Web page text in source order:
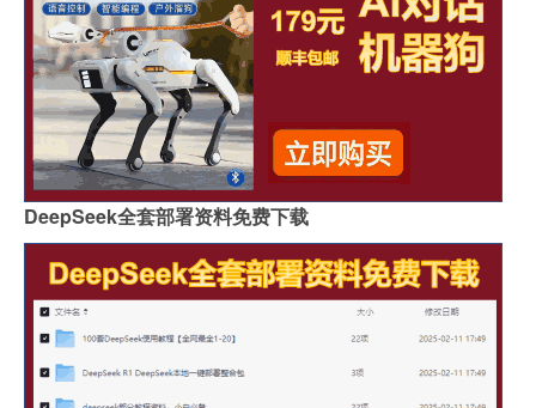
DeepSeek全套部署资料免费下载